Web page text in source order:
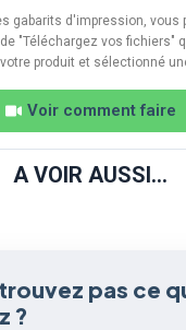
gabarits d'impression, vous
"Téléchargez vos fichiers"
produit et sélectionné
Voir comment faire
A VOIR AUSSI...
pas ce
?